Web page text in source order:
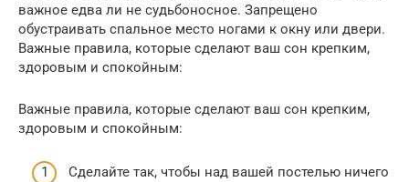
важное едва ли не судьбоносное. Запрещено
обустраивать спальное место ногами к окну или двери.
Важные правила, которые сделают ваш сон крепким,
здоровым и спокойным:
Важные правила, которые сделают ваш сон крепким,
здоровым и спокойным:
Сделайте так, чтобы над вашей постелью ничего